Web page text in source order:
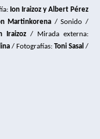
Martinkorena / Sonido /
Iraizoz
/ Fotografías: Toni Sasal /